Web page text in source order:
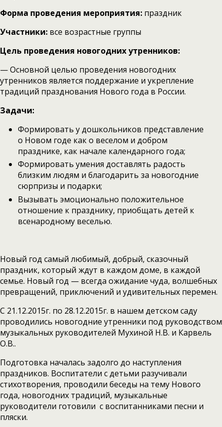
Форма проведения мероприятия: праздник
Участники: все возрастные группы
Цель проведения новогодних утренников:
— Основной целью проведения новогодних
утренников является поддержание и укрепление
традиций празднования Нового года в России.
Задачи:
Формировать у дошкольников представление
о Новом годе как о веселом и добром
празднике, как начале календарного года;
Формировать умения доставлять радость
близким людям и благодарить за новогодние
сюрпризы и подарки;
Вызывать эмоционально положительное
отношение к празднику, приобщать детей к
всенародному веселью.
Новый год самый любимый, добрый, сказочный
праздник, который ждут в каждом доме, в каждой
семье. Новый год — всегда ожидание чуда, волшебных
превращений, приключений и удивительных перемен.
С 21.12.2015г. по 28.12.2015г. в нашем детском саду
проводились новогодние утренники под руководством
музыкальных руководителей Мухиной Н.В. и Карвель
О.В..
Подготовка началась задолго до наступления
праздников. Воспитатели с детьми разучивали
стихотворения, проводили беседы на тему Нового
года, новогодних традиций, музыкальные
руководители готовили с воспитанниками песни и
пляски.